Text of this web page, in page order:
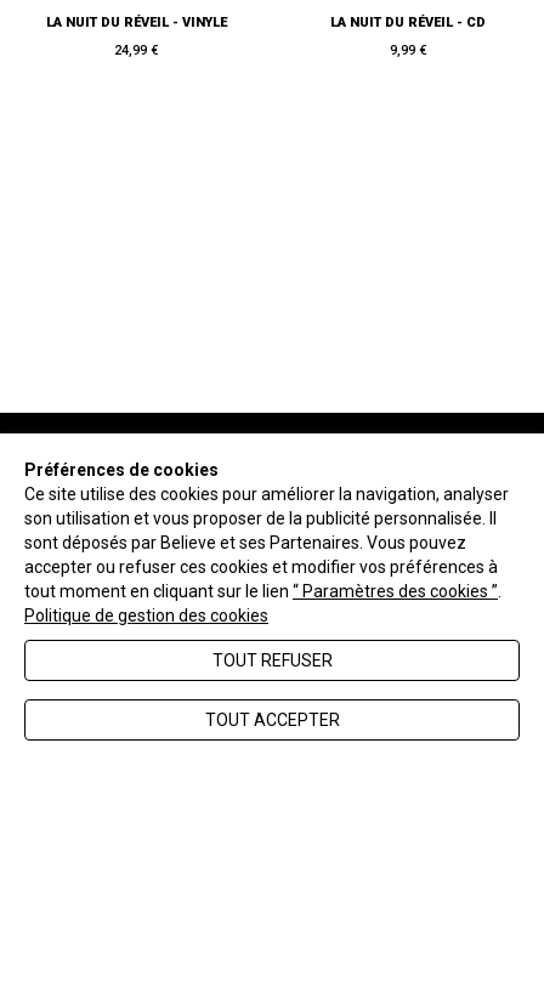
LA NUIT DU RÉVEIL - VINYLE
24,99 €
LA NUIT DU RÉVEIL - CD
9,99 €
NEWSLETTER
ENVOYER
FAQ
Nous contacter
CGV
Préférences de cookies
Ce site utilise des cookies pour améliorer la navigation, analyser
son utilisation et vous proposer de la publicité personnalisée. Il
sont déposés par Believe et ses Partenaires. Vous pouvez
accepter ou refuser ces cookies et modifier vos préférences à
tout moment en cliquant sur le lien “ Paramètres des cookies ”
Politique de gestion des cookies
TOUT REFUSER
TOUT ACCEPTER